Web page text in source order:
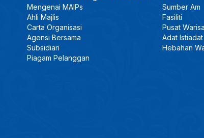
Mengenai MAIPs
Ahli Majlis
Carta Organisasi
Agensi Bersama
Subsidiari
Piagam Pelanggan
Sumber Am
Fasiliti
Pusat
Adat
Hebahan